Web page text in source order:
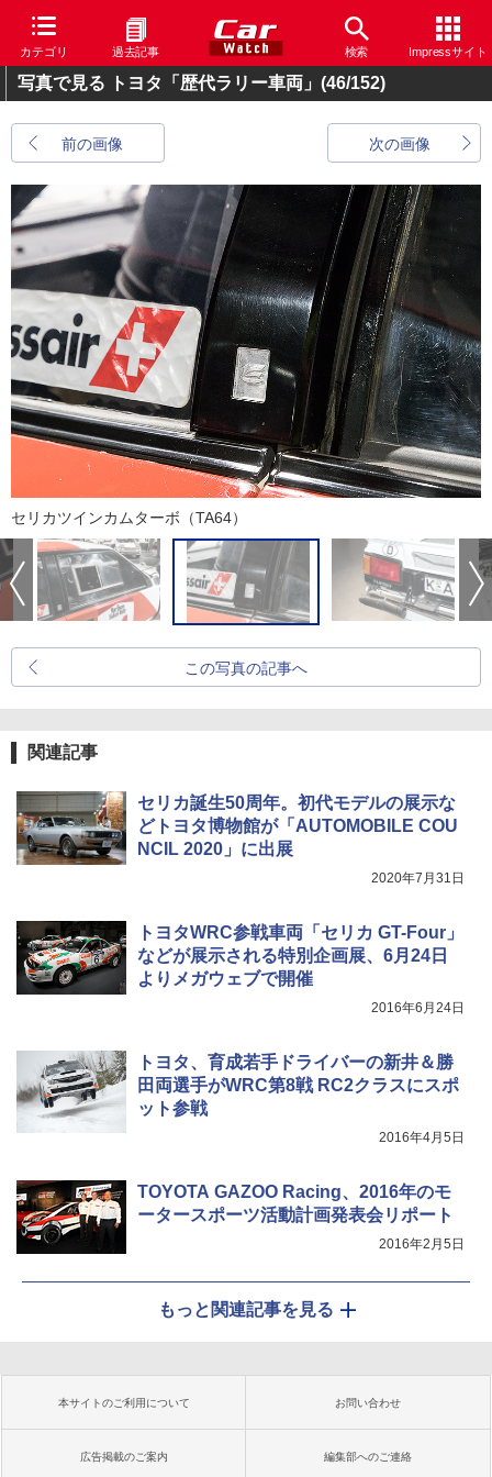
カテゴリ 過去記事 検索 Impressサイト
写真で見る トヨタ「歴代ラリー車両」 (46/152)
前の画像 次の画像
セリカツインカムターボ（TA64）
この写真の記事へ
関連記事
セリカ誕生50周年。初代モデルの展示な
どトヨタ博物館が「AUTOMOBILE COU
NCIL 2020」に出展
2020年7月31日
トヨタWRC参戦車両「セリカ GT-Four」
などが展示される特別企画展、6月24日
よりメガウェブで開催
2016年6月24日
トヨタ、育成若手ドライバーの新井＆勝
田両選手がWRC第8戦 RC2クラスにスポ
ット参戦
2016年4月5日
TOYOTA GAZOO Racing、2016年のモ
ータースポーツ活動計画発表会リポート
2016年2月5日
もっと関連記事を見る
本サイトのご利用について お問い合わせ
広告掲載のご案内 編集部へのご連絡